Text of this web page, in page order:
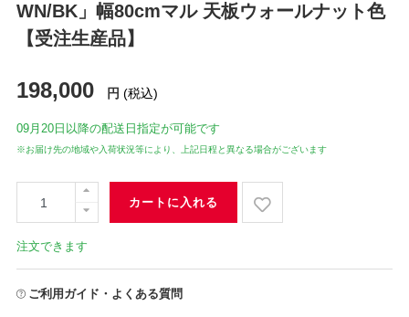
WN/BK」幅80cmマル 天板ウォールナット色
【受注生産品】
198,000 円 (税込)
09月20日 以降の配送日指定が可能です
※お届け先の地域や入荷状況等により、上記日程と異なる場合がございます
カートに入れる
注文できます
ご利用ガイド・よくある質問